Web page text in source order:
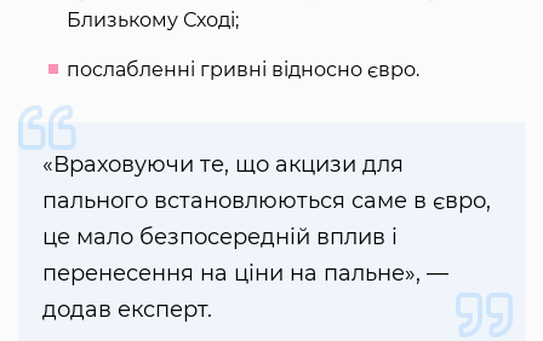
Близькому Сході;
послабленні гривні відносно євро.
«Враховуючи те, що акцизи для
пального встановлюються саме в євро,
це мало безпосередній вплив і
перенесення на ціни на пальне», —
додав експерт.